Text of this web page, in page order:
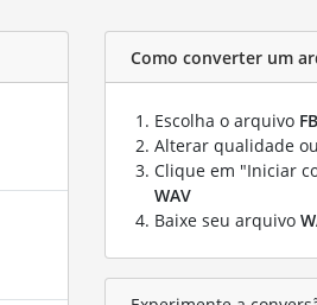
Como converter um
Escolha o arquivo
Alterar qualidade
Clique em "Iniciar
WAV
Baixe seu arquivo